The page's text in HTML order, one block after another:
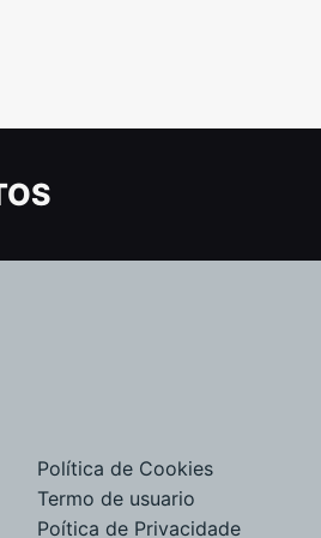
Política de Cookies
Termo de usuario
Poítica de Privacidade